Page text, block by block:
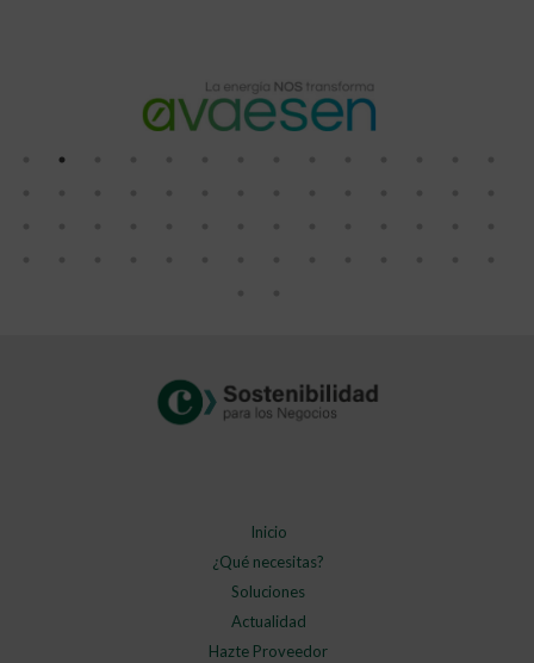
Inicio
¿Qué necesitas?
Soluciones
Actualidad
Hazte Proveedor